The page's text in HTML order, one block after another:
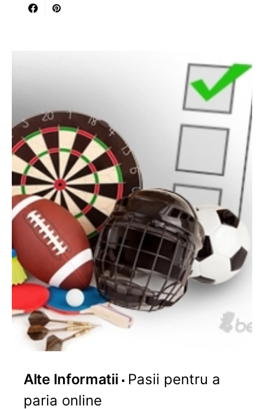
Alte Informatii
Pasii pentru a
paria online